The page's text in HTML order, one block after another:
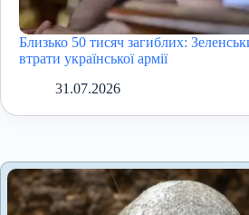
Близько 50 тисяч загиблих:
втрати української армії
31.07.2026